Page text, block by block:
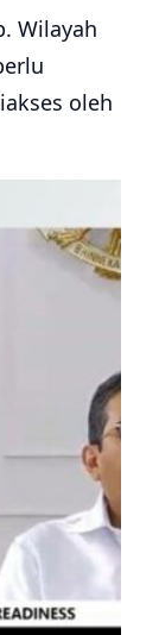
Wilayah
oleh